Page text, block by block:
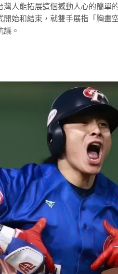
人能拓展這個撼動人心的簡單
始和結束，就雙手展指「胸畫
議。